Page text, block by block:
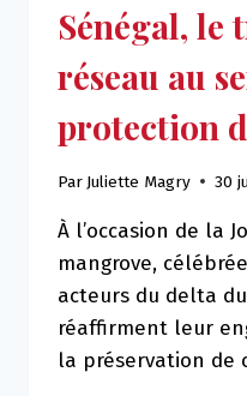
Sénégal, le
réseau au
protection
Par Juliette Magry 30
À l’occasion de la
mangrove,
acteurs du delta
réaffirment leur
la préservation de